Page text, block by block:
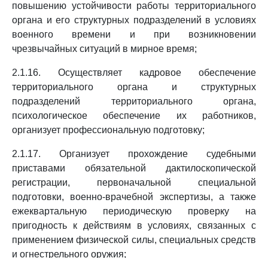
повышению устойчивости работы территориального
органа и его структурных подразделений в условиях
военного времени и при возникновении
чрезвычайных ситуаций в мирное время;
2.1.16. Осуществляет кадровое обеспечение
территориального органа и структурных
подразделений территориального органа,
психологическое обеспечение их работников,
организует профессиональную подготовку;
2.1.17. Организует прохождение судебными
приставами обязательной дактилоскопической
регистрации, первоначальной специальной
подготовки, военно-врачебной экспертизы, а также
ежеквартальную периодическую проверку на
пригодность к действиям в условиях, связанных с
применением физической силы, специальных средств
и огнестрельного оружия;